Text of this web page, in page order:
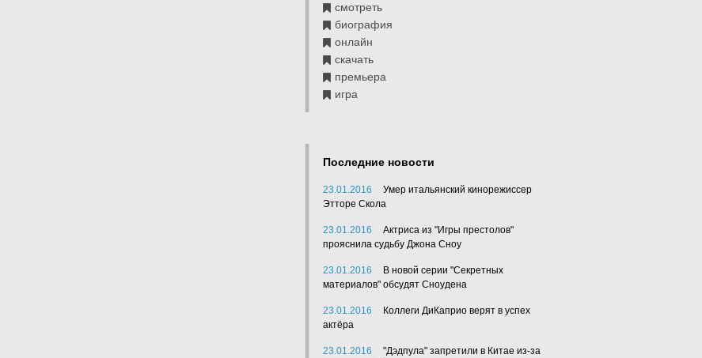
смотреть
биография
онлайн
скачать
премьера
игра
Последние новости
23.01.2016
Умер итальянский кинорежиссер
Этторе Скола
23.01.2016
Актриса из "Игры престолов"
прояснила судьбу Джона Сноу
23.01.2016
В новой серии "Секретных
материалов" обсудят Сноудена
23.01.2016
Коллеги ДиКаприо верят в успех
актёра
23.01.2016
"Дэдпула" запретили в Китае из-за